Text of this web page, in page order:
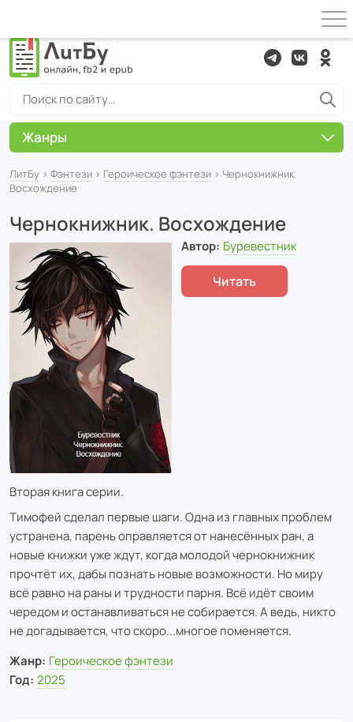
ЛитБу › Фэнтези › Героическое фэнтези › Чернокнижник.
Восхождение
Чернокнижник. Восхождение
Автор: Буревестник
Читать
Вторая книга серии.
Тимофей сделал первые шаги. Одна из главных проблем
устранена, парень оправляется от нанесённых ран, а
новые книжки уже ждут, когда молодой чернокнижник
прочтёт их, дабы познать новые возможности. Но миру
всё равно на раны и трудности парня. Всё идёт своим
чередом и останавливаться не собирается. А ведь, никто
не догадывается, что скоро...многое поменяется.
Жанр: Героическое фэнтези
Год: 2025
Жанры